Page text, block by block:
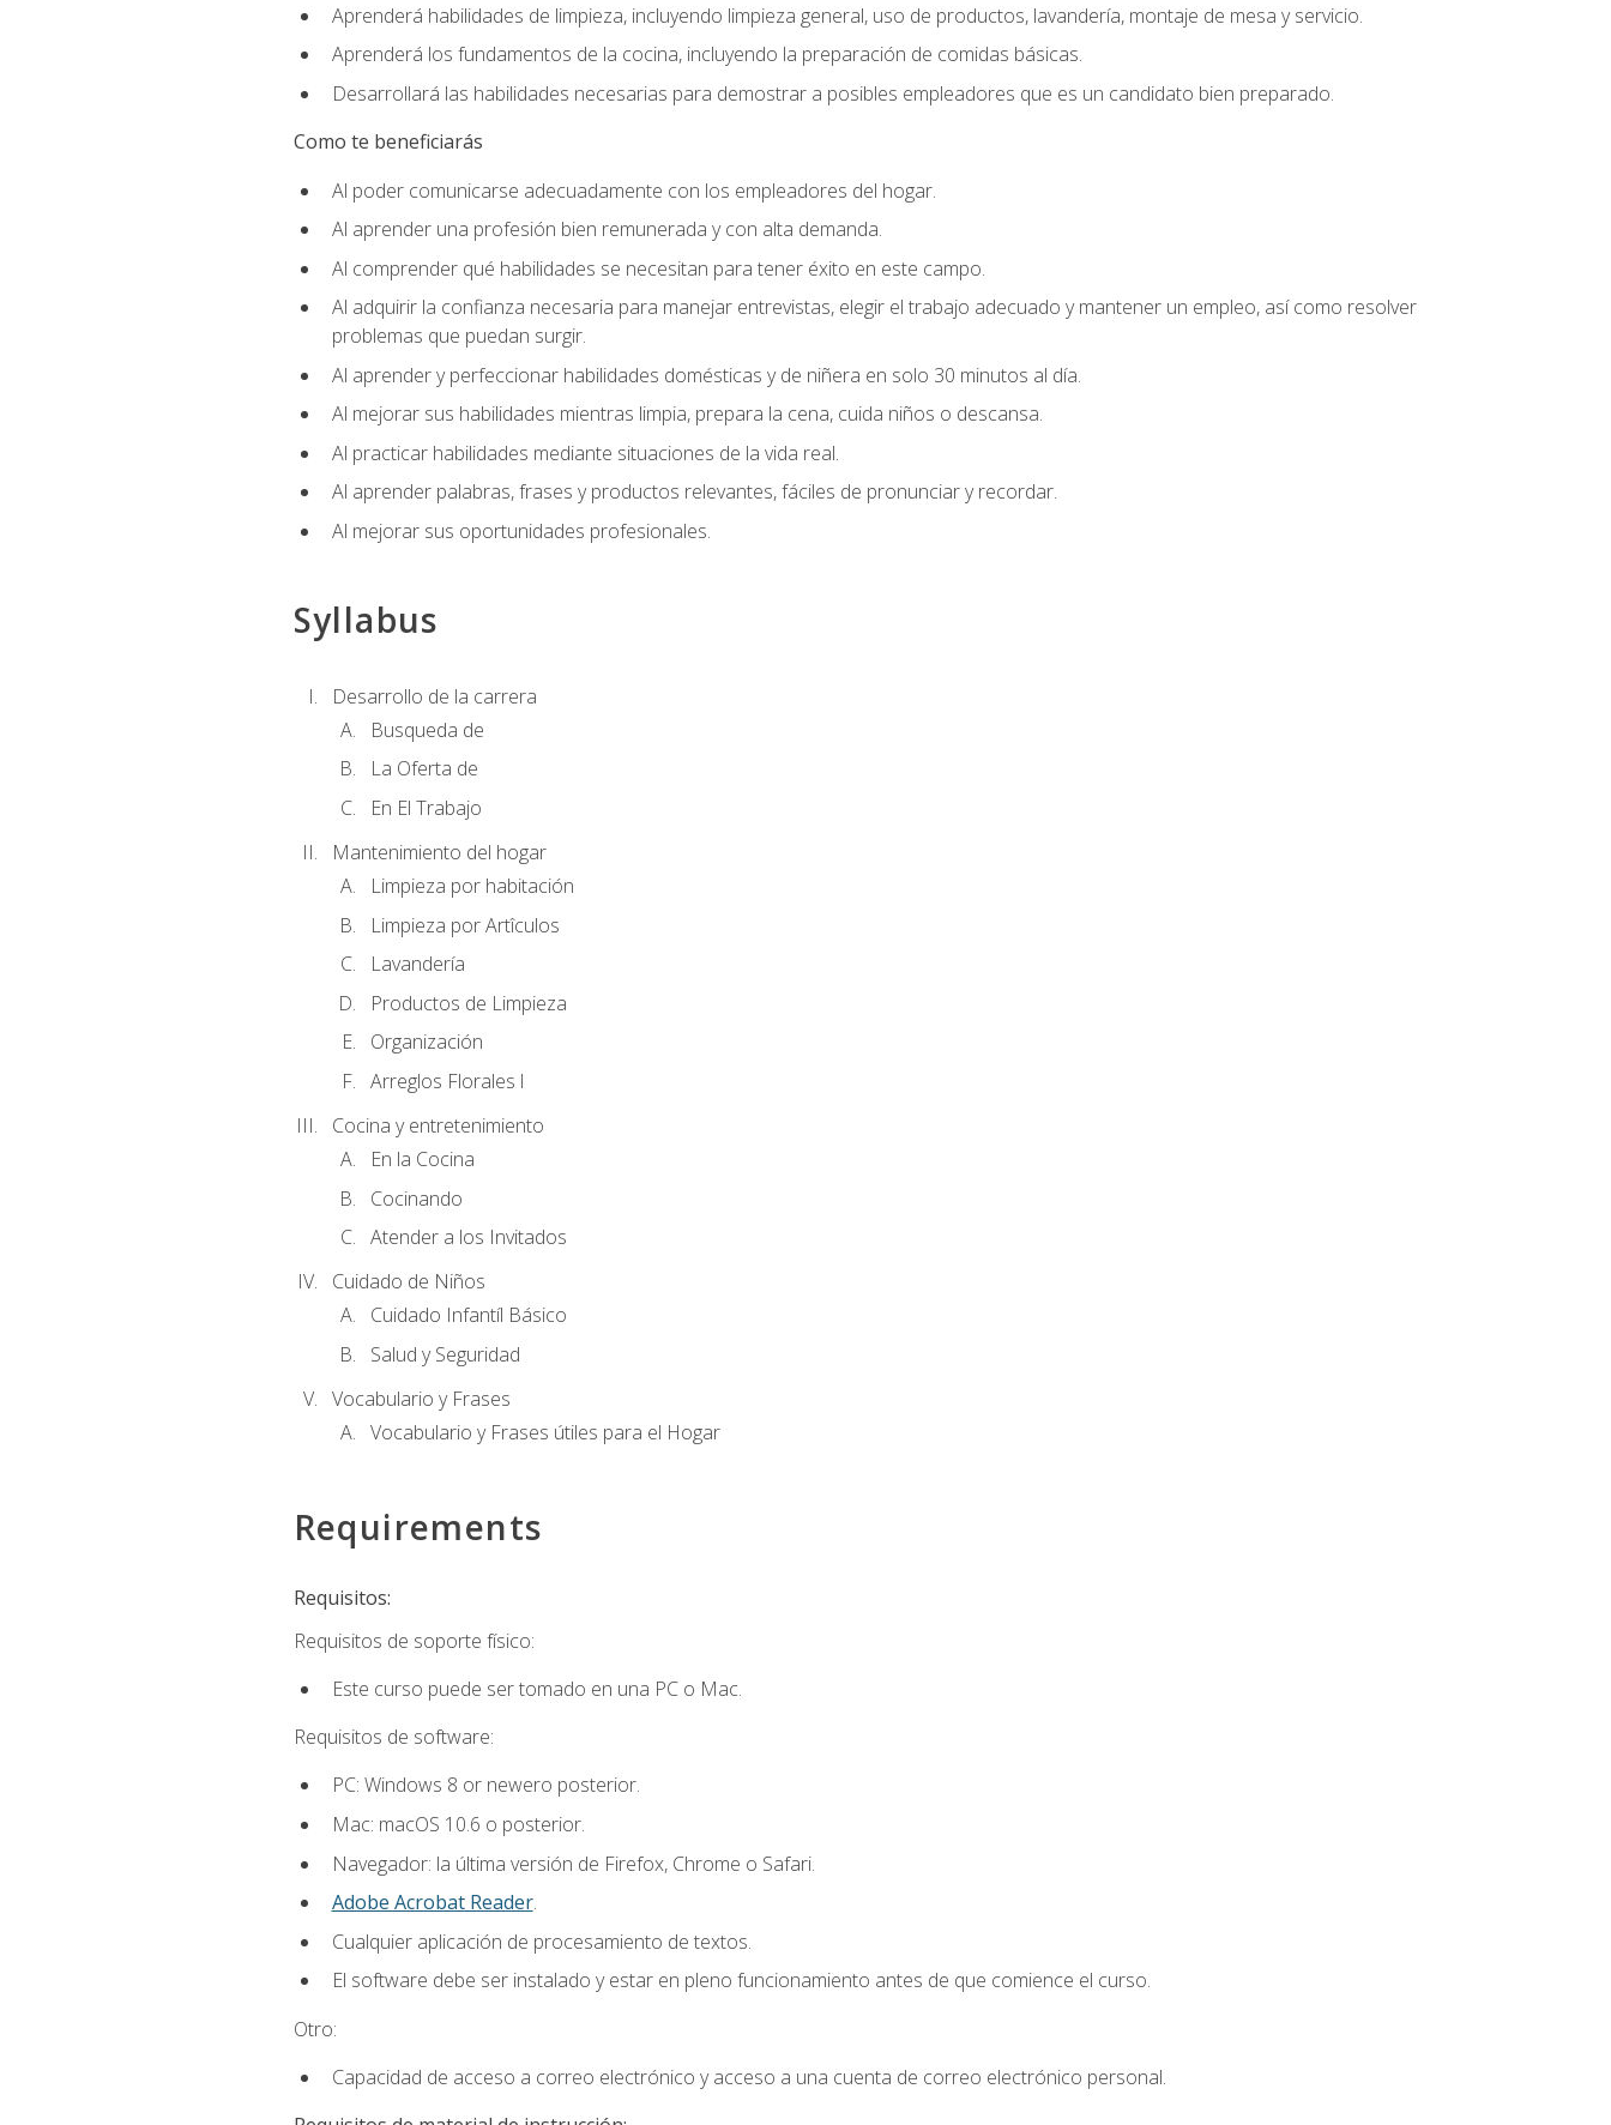
Aprenderá habilidades de limpieza, incluyendo limpieza general, uso de productos, lavandería, montaje de mesa y servicio.
Aprenderá los fundamentos de la cocina, incluyendo la preparación de comidas básicas.
Desarrollará las habilidades necesarias para demostrar a posibles empleadores que es un candidato bien preparado.
Como te beneficiarás
Al poder comunicarse adecuadamente con los empleadores del hogar.
Al aprender una profesión bien remunerada y con alta demanda.
Al comprender qué habilidades se necesitan para tener éxito en este campo.
Al adquirir la confianza necesaria para manejar entrevistas, elegir el trabajo adecuado y mantener un empleo, así como resolver
problemas que puedan surgir.
Al aprender y perfeccionar habilidades domésticas y de niñera en solo 30 minutos al día.
Al mejorar sus habilidades mientras limpia, prepara la cena, cuida niños o descansa.
Al practicar habilidades mediante situaciones de la vida real.
Al aprender palabras, frases y productos relevantes, fáciles de pronunciar y recordar.
Al mejorar sus oportunidades profesionales.
Syllabus
Desarrollo de la carrera
Busqueda de
La Oferta de
En El Trabajo
Mantenimiento del hogar
Limpieza por habitación
Limpieza por Artîculos
Lavandería
Productos de Limpieza
Organización
Arreglos Florales l
Cocina y entretenimiento
En la Cocina
Cocinando
Atender a los Invitados
Cuidado de Niños
Cuidado Infantíl Básico
Salud y Seguridad
Vocabulario y Frases
Vocabulario y Frases útiles para el Hogar
Requirements
Requisitos:
Requisitos de soporte físico:
Este curso puede ser tomado en una PC o Mac.
Requisitos de software:
PC: Windows 8 or newero posterior.
Mac: macOS 10.6 o posterior.
Navegador: la última versión de Firefox, Chrome o Safari.
Adobe Acrobat Reader.
Cualquier aplicación de procesamiento de textos.
El software debe ser instalado y estar en pleno funcionamiento antes de que comience el curso.
Otro:
Capacidad de acceso a correo electrónico y acceso a una cuenta de correo electrónico personal.